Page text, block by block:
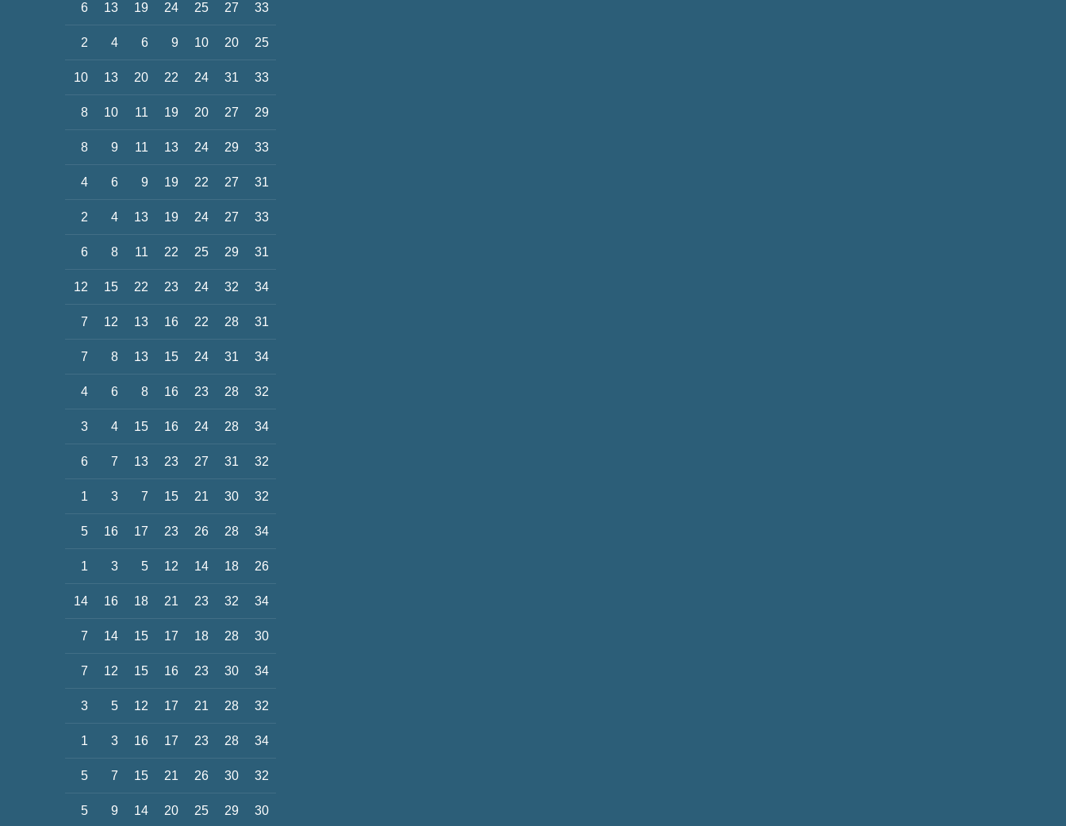
6 13 19 24 25 27 33
2 4 6 9 10 20 25
10 13 20 22 24 31 33
8 10 11 19 20 27 29
8 9 11 13 24 29 33
4 6 9 19 22 27 31
2 4 13 19 24 27 33
6 8 11 22 25 29 31
12 15 22 23 24 32 34
7 12 13 16 22 28 31
7 8 13 15 24 31 34
4 6 8 16 23 28 32
3 4 15 16 24 28 34
6 7 13 23 27 31 32
1 3 7 15 21 30 32
5 16 17 23 26 28 34
1 3 5 12 14 18 26
14 16 18 21 23 32 34
7 14 15 17 18 28 30
7 12 15 16 23 30 34
3 5 12 17 21 28 32
1 3 16 17 23 28 34
5 7 15 21 26 30 32
5 9 14 20 25 29 30